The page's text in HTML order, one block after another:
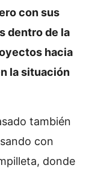
con sus
dentro de la
hacia
la situación
también
con
donde